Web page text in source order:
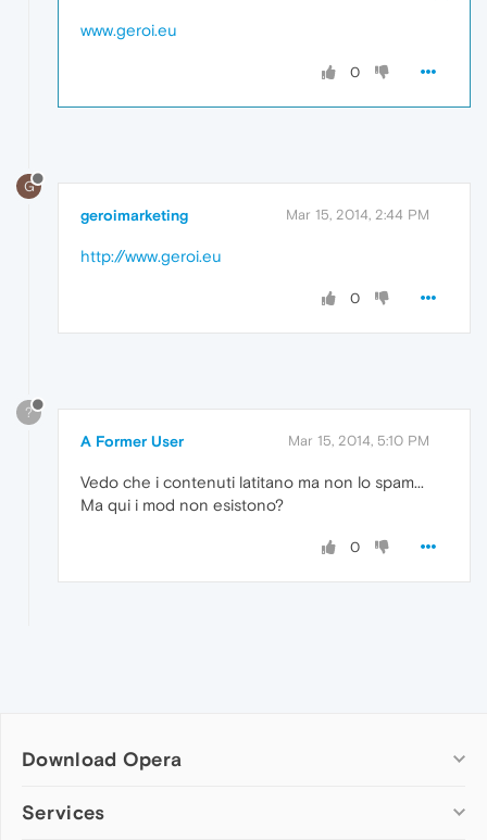
www.geroi.eu
0
G
geroimarketing Mar 15, 2014, 2:44 PM
http://www.geroi.eu
0
?
A Former User Mar 15, 2014, 5:10 PM
Vedo che i contenuti latitano ma non lo spam...
Ma qui i mod non esistono?
0
Download Opera
Computer browsers
Services